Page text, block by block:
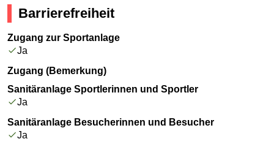
Barrierefreiheit
Zugang zur Sportanlage
Ja
Zugang (Bemerkung)
Sanitäranlage Sportlerinnen und Sportler
Ja
Sanitäranlage Besucherinnen und Besucher
Ja